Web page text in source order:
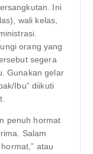
Ini
wali kelas,
orang yang
segera
Gunakan gelar
Ibu” diikuti
penuh hormat
Salam
atau